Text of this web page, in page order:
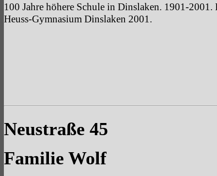
100 Jahre höhere Schule in Dinslaken. 1901-2001.
Heuss-Gymnasium Dinslaken 2001.
Neustraße 45
Familie Wolf